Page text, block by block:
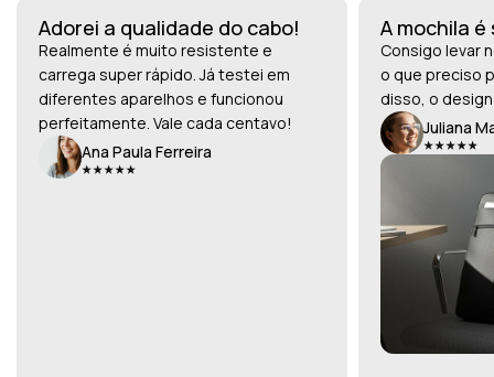
Adorei a qualidade do cabo!
Realmente é muito resistente e
carrega super rápido. Já testei em
diferentes aparelhos e funcionou
perfeitamente. Vale cada centavo!
Ana Paula Ferreira
A mochila
Consigo levar
o que preciso
disso, o
Juliana